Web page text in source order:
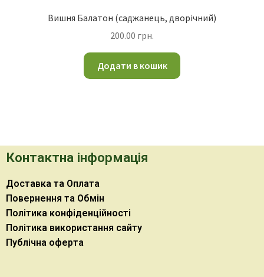
Вишня Балатон (саджанець, дворічний)
200.00 грн.
Додати в кошик
Контактна інформація
Доставка та Оплата
Повернення та Обмін
Політика конфіденційності
Політика використання сайту
Публічна оферта